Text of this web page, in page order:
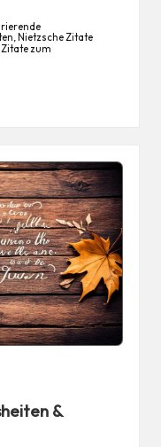
, Nietzsche Zitate
Zitate zum
&